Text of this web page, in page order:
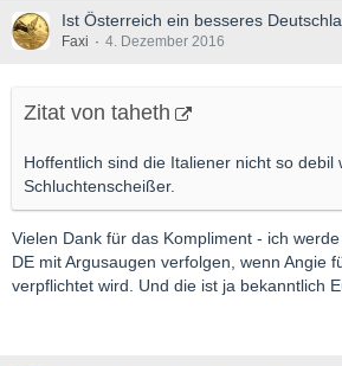
Ist Österreich ein besseres
Faxi 4. Dezember 2016
Zitat von taheth
Hoffentlich sind die Italiener nicht so debil
Schluchtenscheißer.
Vielen Dank für das Kompliment - ich
DE mit Argusaugen verfolgen, wenn Angie
verpflichtet wird. Und die ist ja bekanntlich